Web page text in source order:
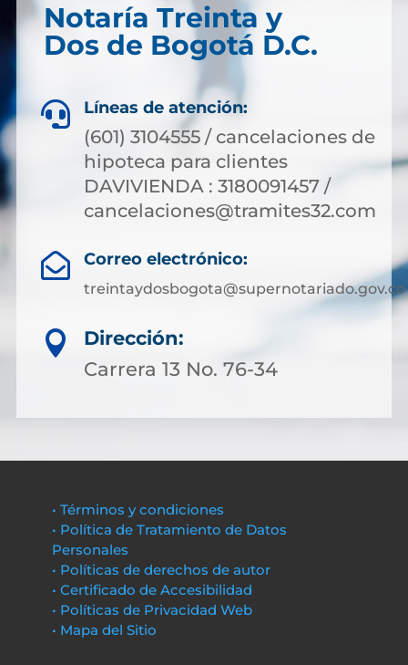
Notaría Treinta y
Dos de Bogotá D.C.
 Líneas de atención:
(601) 3104555 / cancelaciones de
hipoteca para clientes
DAVIVIENDA : 3180091457 /
cancelaciones@tramites32.com
 Correo electrónico:
treintaydosbogota@supernotariado.gov.co

Dirección:
Carrera 13 No. 76-34
• Términos y condiciones
• Política de Tratamiento de Datos
Personales
• Políticas de derechos de autor
• Certificado de Accesibilidad
• Políticas de Privacidad Web
• Mapa del Sitio